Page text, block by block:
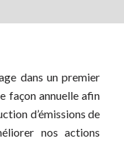
dans un premier
façon annuelle afin
d’émissions de
nos actions